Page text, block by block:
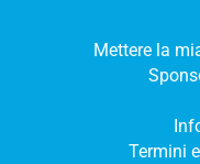
Mettere la
Termini